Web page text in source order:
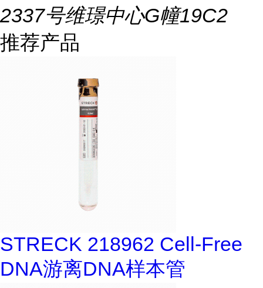
2337号维璟中心G幢19C2
推荐产品
STRECK 218962 Cell-Free
DNA游离DNA样本管